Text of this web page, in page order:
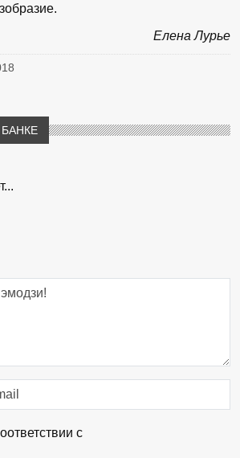
Елена Лурье
с